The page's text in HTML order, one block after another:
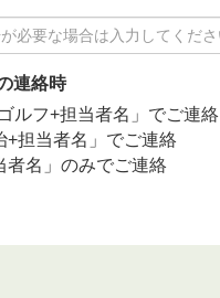
連絡時
ゴルフ+担当者名」でご連絡
+担当者名」でご連絡
者名」のみでご連絡